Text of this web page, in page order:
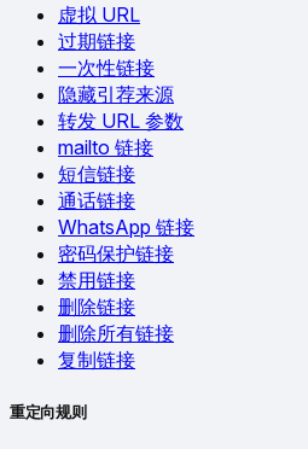
虚拟 URL
过期链接
一次性链接
隐藏引荐来源
转发 URL 参数
mailto 链接
短信链接
通话链接
WhatsApp 链接
密码保护链接
禁用链接
删除链接
删除所有链接
复制链接
重定向规则